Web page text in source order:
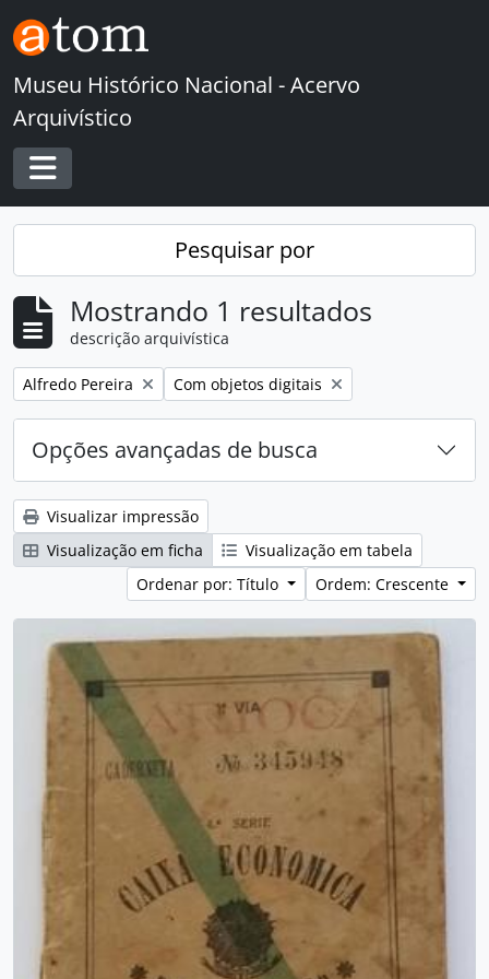
Skip to main content
Museu Histórico Nacional - Acervo
Arquivístico
Toggle navigation
Pesquisar por
Mostrando 1 resultados
descrição arquivística
Remover filtro:
Alfredo Pereira Remover filtro:
Com objetos digitais
Opções avançadas de busca
Visualizar impressão
Visualização em ficha
Visualização em tabela
Ordenar por: Título
Ordem: Crescente